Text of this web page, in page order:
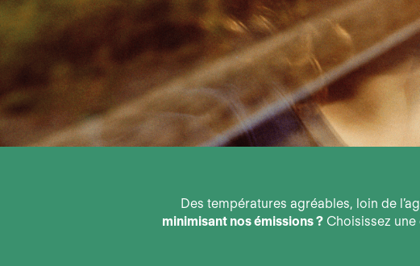
Des températures agréables, loin de
minimisant nos émissions ? Choisissez